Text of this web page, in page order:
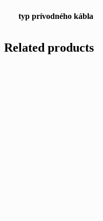
typ prívodného kábla
Related products